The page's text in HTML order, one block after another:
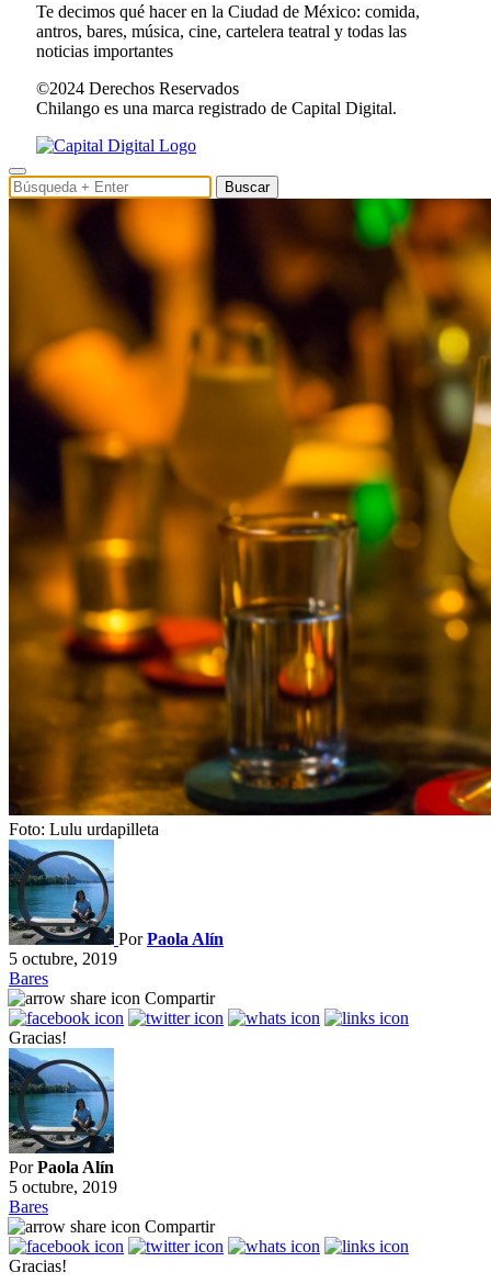
Te decimos qué hacer en la Ciudad de México: comida,
antros, bares, música, cine, cartelera teatral y todas las
noticias importantes
©2024 Derechos Reservados
Chilango es una marca registrado de Capital Digital.
Buscar
Foto: Lulu urdapilleta
PorPaola Alín
5 octubre, 2019
Bares
Compartir
Gracias!
PorPaola Alín
5 octubre, 2019
Bares
Compartir
Gracias!